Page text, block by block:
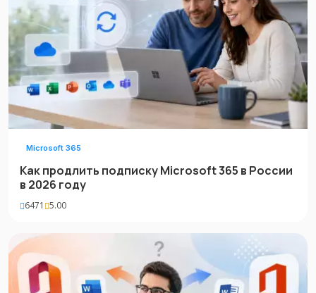
Microsoft 365
Как продлить подписку Microsoft 365 в России
в 2026 году
6471 5.00